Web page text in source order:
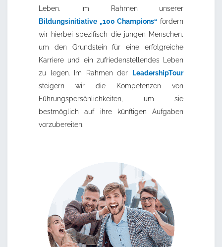
Leben. Im Rahmen unserer
Bildungsinitiative „100 Champions“ fördern
wir hierbei spezifisch die jungen Menschen,
um den Grundstein für eine erfolgreiche
Karriere und ein zufriedenstellendes Leben
zu legen. Im Rahmen der
LeadershipTour
steigern wir die Kompetenzen von
Führungspersönlichkeiten, um sie
bestmöglich auf ihre künftigen Aufgaben
vorzubereiten.